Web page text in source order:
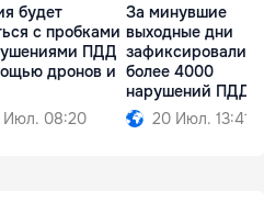
будет
с пробками
ПДД
дронов и
Июл. 08:20
За минувшие
выходные дни
зафиксировали
более 4000
нарушений ПДД
20 Июл. 13:41